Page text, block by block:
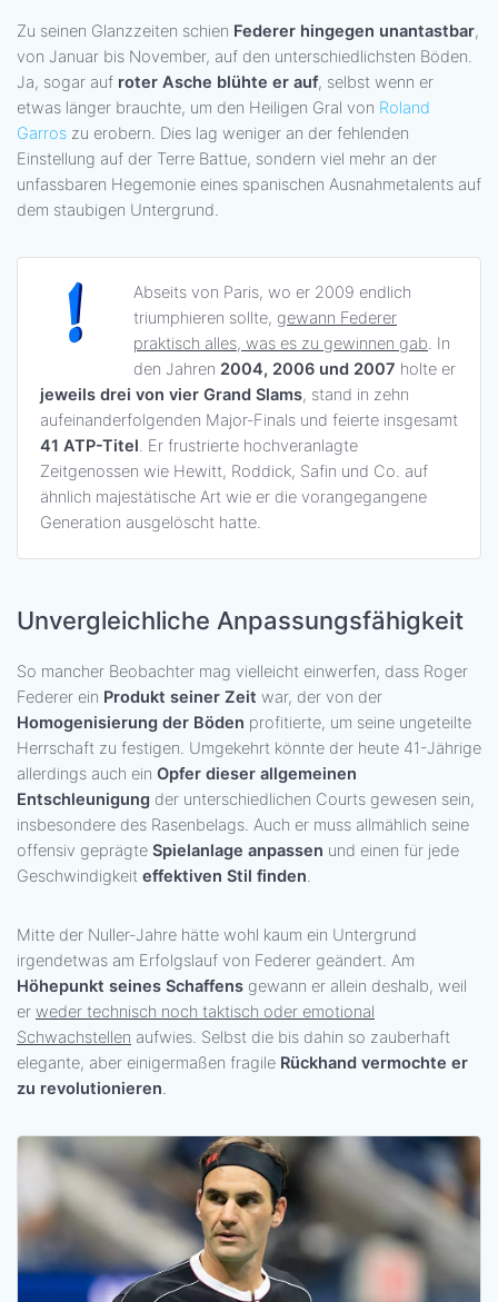
Zu seinen Glanzzeiten schien Federer hingegen unantastbar,
von Januar bis November, auf den unterschiedlichsten Böden.
Ja, sogar auf roter Asche blühte er auf, selbst wenn er
etwas länger brauchte, um den Heiligen Gral von Roland
Garros zu erobern. Dies lag weniger an der fehlenden
Einstellung auf der Terre Battue, sondern viel mehr an der
unfassbaren Hegemonie eines spanischen Ausnahmetalents auf
dem staubigen Untergrund.
Abseits von Paris, wo er 2009 endlich
triumphieren sollte, gewann Federer
praktisch alles, was es zu gewinnen gab. In
den Jahren 2004, 2006 und 2007 holte er
jeweils drei von vier Grand Slams, stand in zehn
aufeinanderfolgenden Major-Finals und feierte insgesamt
41 ATP-Titel. Er frustrierte hochveranlagte
Zeitgenossen wie Hewitt, Roddick, Safin und Co. auf
ähnlich majestätische Art wie er die vorangegangene
Generation ausgelöscht hatte.
Unvergleichliche Anpassungsfähigkeit
So mancher Beobachter mag vielleicht einwerfen, dass Roger
Federer ein Produkt seiner Zeit war, der von der
Homogenisierung der Böden profitierte, um seine ungeteilte
Herrschaft zu festigen. Umgekehrt könnte der heute 41-Jährige
allerdings auch ein Opfer dieser allgemeinen
Entschleunigung der unterschiedlichen Courts gewesen sein,
insbesondere des Rasenbelags. Auch er muss allmählich seine
offensiv geprägte Spielanlage anpassen und einen für jede
Geschwindigkeit effektiven Stil finden.
Mitte der Nuller-Jahre hätte wohl kaum ein Untergrund
irgendetwas am Erfolgslauf von Federer geändert. Am
Höhepunkt seines Schaffens gewann er allein deshalb, weil
er weder technisch noch taktisch oder emotional
Schwachstellen aufwies. Selbst die bis dahin so zauberhaft
elegante, aber einigermaßen fragile Rückhand vermochte er
zu revolutionieren.